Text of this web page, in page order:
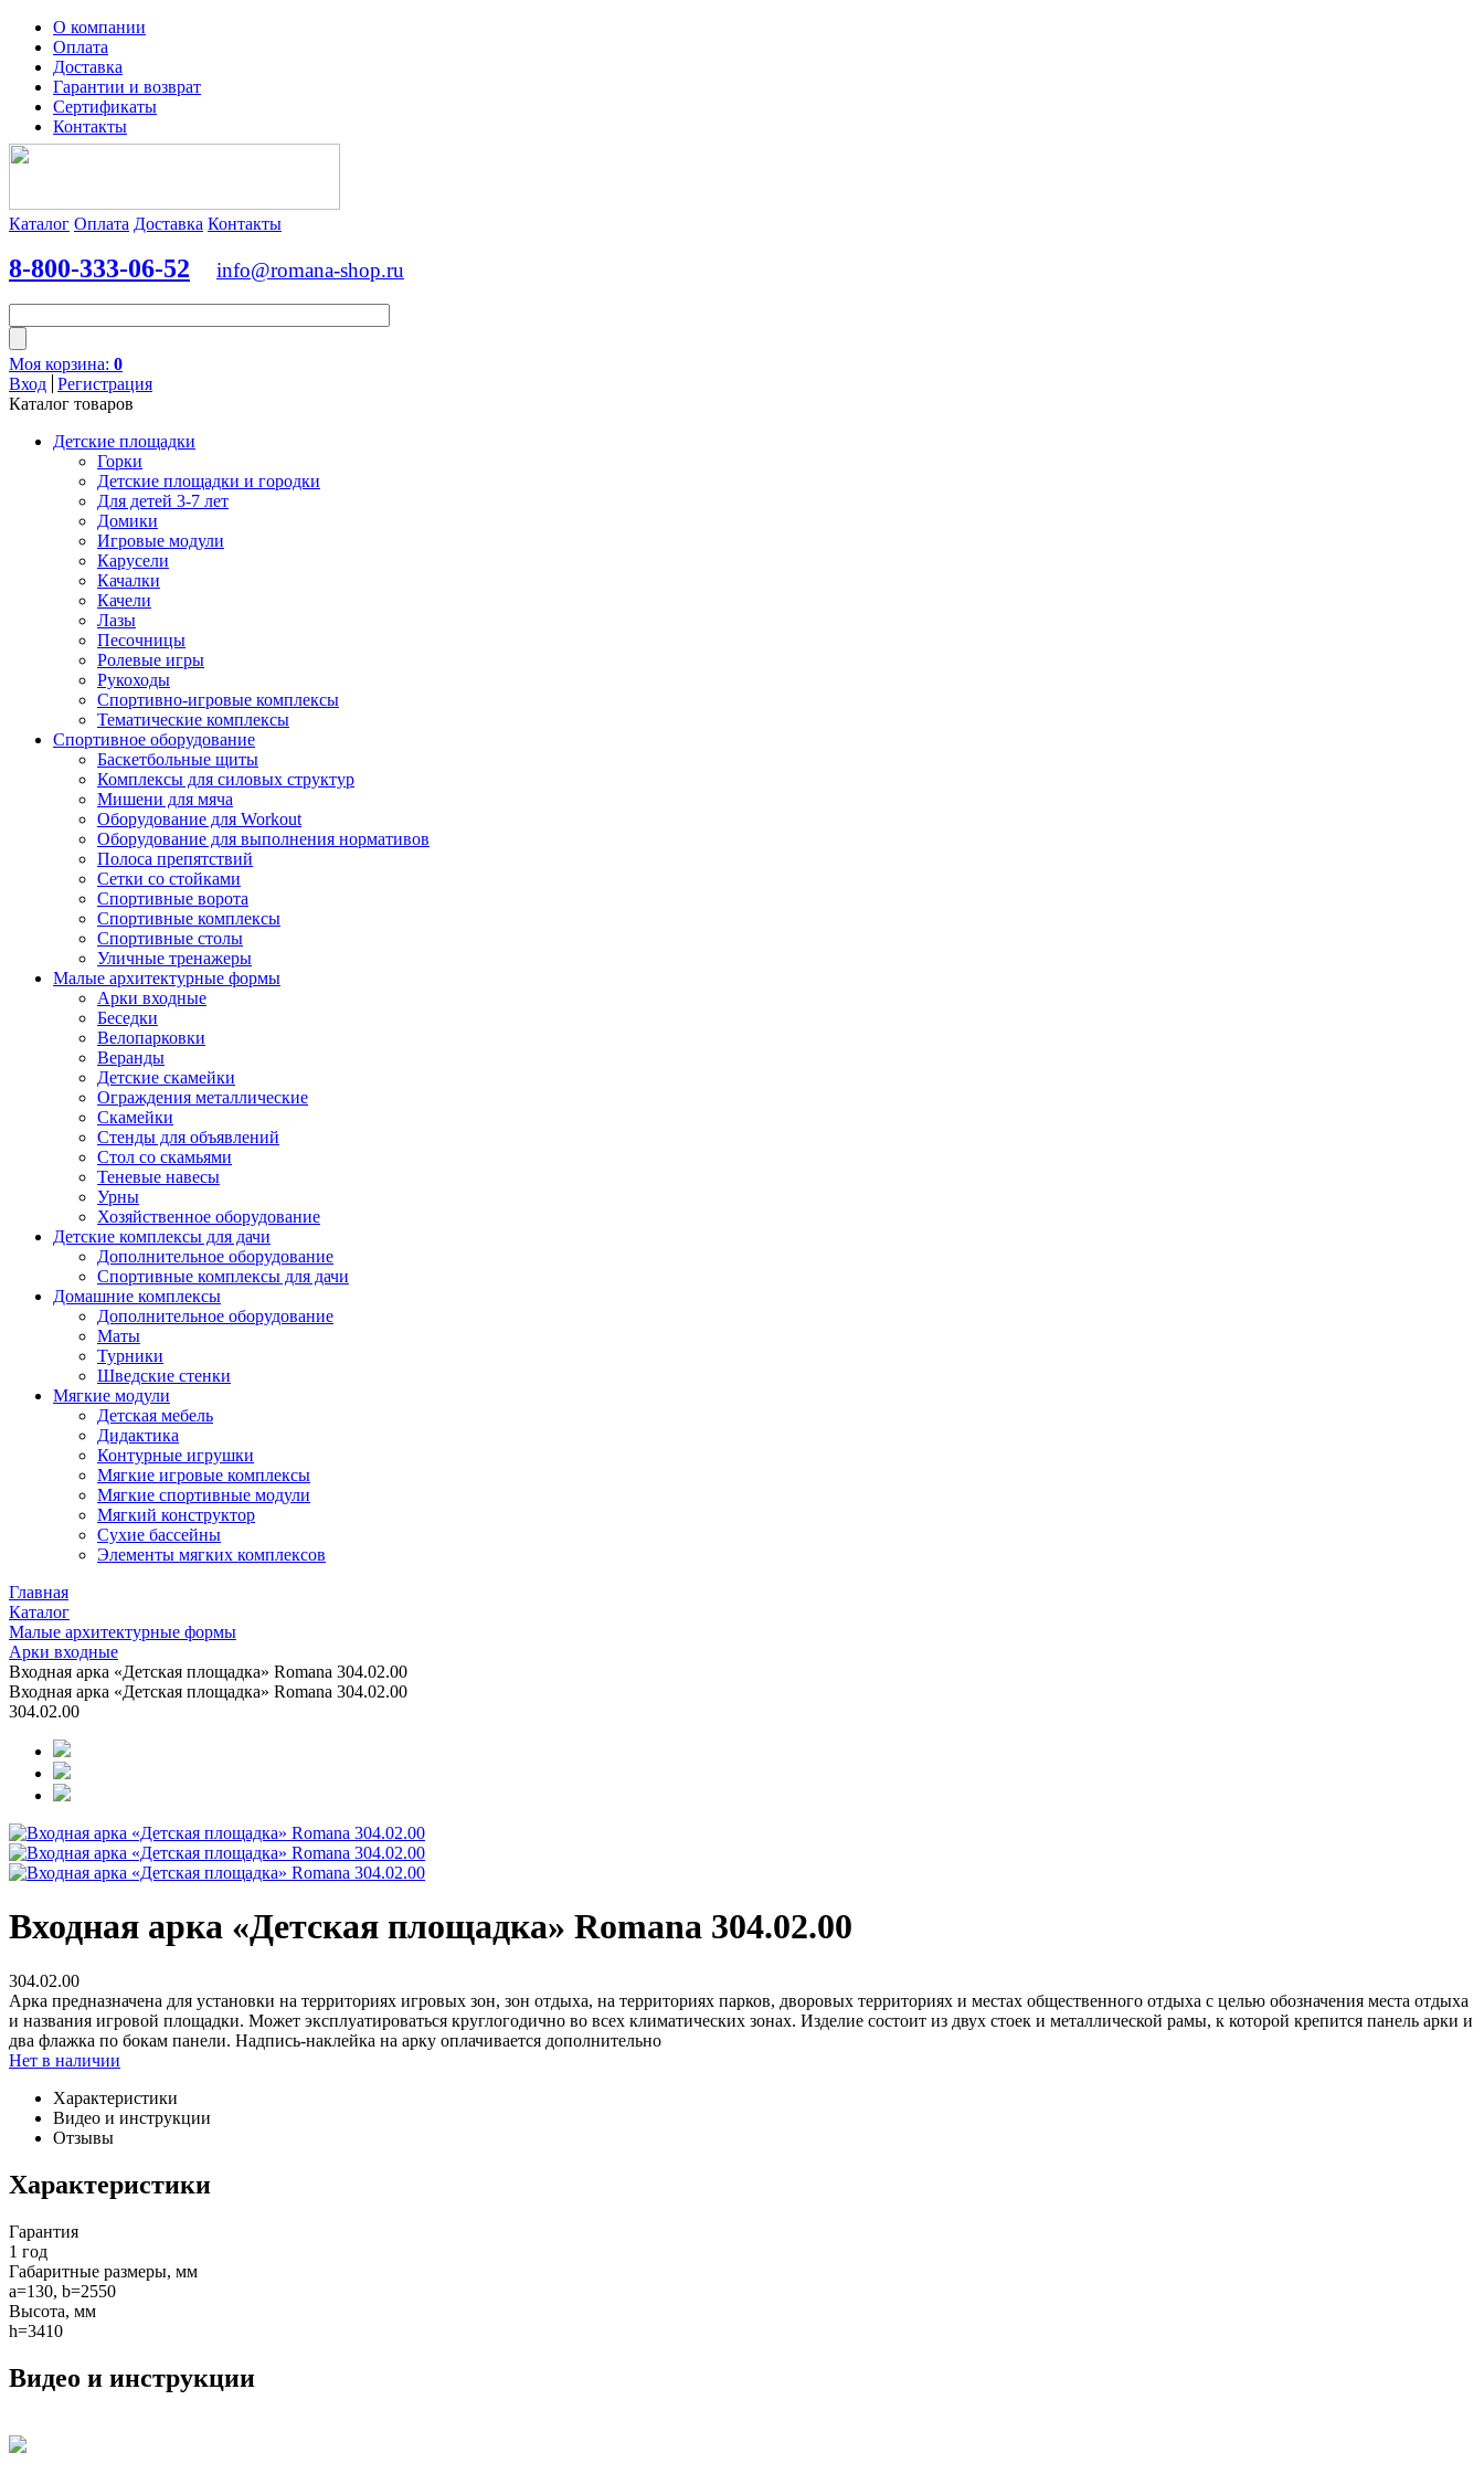
О компании
Оплата
Доставка
Гарантии и возврат
Сертификаты
Контакты
Каталог Оплата Доставка Контакты
8-800-333-06-52 info@romana-shop.ru
Моя корзина: 0
Вход Регистрация
Каталог товаров
Детские площадки
Горки
Детские площадки и городки
Для детей 3-7 лет
Домики
Игровые модули
Карусели
Качалки
Качели
Лазы
Песочницы
Ролевые игры
Рукоходы
Спортивно-игровые комплексы
Тематические комплексы
Спортивное оборудование
Баскетбольные щиты
Комплексы для силовых структур
Мишени для мяча
Оборудование для Workout
Оборудование для выполнения нормативов
Полоса препятствий
Сетки со стойками
Спортивные ворота
Спортивные комплексы
Спортивные столы
Уличные тренажеры
Малые архитектурные формы
Арки входные
Беседки
Велопарковки
Веранды
Детские скамейки
Ограждения металлические
Скамейки
Стенды для объявлений
Стол со скамьями
Теневые навесы
Урны
Хозяйственное оборудование
Детские комплексы для дачи
Дополнительное оборудование
Спортивные комплексы для дачи
Домашние комплексы
Дополнительное оборудование
Маты
Турники
Шведские стенки
Мягкие модули
Детская мебель
Дидактика
Контурные игрушки
Мягкие игровые комплексы
Мягкие спортивные модули
Мягкий конструктор
Сухие бассейны
Элементы мягких комплексов
Главная
Каталог
Малые архитектурные формы
Арки входные
Входная арка «Детская площадка» Romana 304.02.00
Входная арка «Детская площадка» Romana 304.02.00
304.02.00
Входная арка «Детская площадка» Romana 304.02.00
304.02.00
Арка предназначена для установки на территориях игровых зон, зон отдыха, на территориях парков, дворовых территориях и местах общественного отдыха с целью обозначения места отдыха
и названия игровой площадки. Может эксплуатироваться круглогодично во всех климатических зонах. Изделие состоит из двух стоек и металлической рамы, к которой крепится панель арки и
два флажка по бокам панели. Надпись-наклейка на арку оплачивается дополнительно
Нет в наличии
Характеристики
Видео и инструкции
Отзывы
Характеристики
Гарантия
1 год
Габаритные размеры, мм
a=130, b=2550
Высота, мм
h=3410
Видео и инструкции